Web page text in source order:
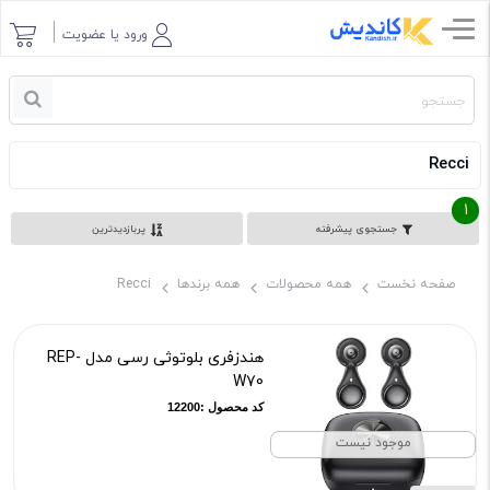
ورود یا عضویت
Recci
جستجوی پیشرفته
1
پربازدیدترین
صفحه نخست همه محصولات همه برندها Recci
موجود نیست
هندزفری بلوتوثی رسی مدل REP-
W70
کد محصول :12200